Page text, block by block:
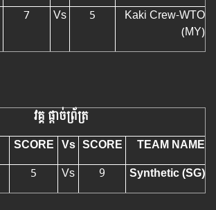
7 Vs 5
Kaki Crew-WTO
(MY)
វគ្គ​ ​ផ្ដាច់​ព្រ័ត្រ
SCORE Vs SCORE
TEAM NAME
5 Vs 9 Synthetic (SG)